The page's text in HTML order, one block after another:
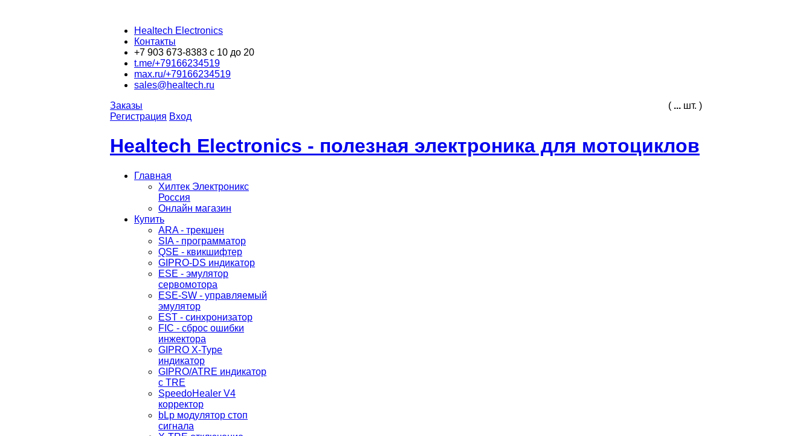
Healtech Electronics
Контакты
+7 903 673-8383 с 10 до 20
t.me/+79166234519
max.ru/+79166234519
sales@healtech.ru
( ... шт. )
Заказы
Регистрация Вход
Healtech Electronics - полезная электроника для мотоциклов
Главная
Хилтек Электроникс
Россия
Онлайн магазин
Купить
ARA - трекшен
SIA - программатор
QSE - квикшифтер
GIPRO-DS индикатор
ESE - эмулятор
сервомотора
ESE-SW - управляемый
эмулятор
EST - синхронизатор
FIC - сброс ошибки
инжектора
GIPRO X-Type
индикатор
GIPRO/ATRE индикатор
с TRE
SpeedoHealer V4
корректор
bLp модулятор стоп
сигнала